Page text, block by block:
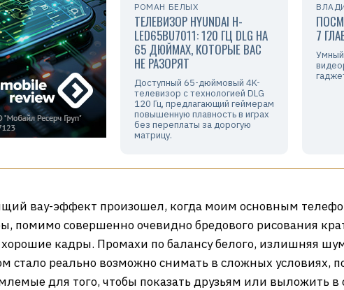
РОМАН БЕЛЫХ
ТЕЛЕВИЗОР HYUNDAI H-
LED65BU7011: 120 ГЦ DLG НА
65 ДЮЙМАХ, КОТОРЫЕ ВАС
НЕ РАЗОРЯТ
Доступный 65-дюймовый 4K-
телевизор с технологией DLG
120 Гц, предлагающий геймерам
повышенную плавность в играх
без переплаты за дорогую
матрицу.
7
Умный
вау-эффект произошел, когда моим основным
помимо совершенно очевидно бредового рисования
кадры. Промахи по балансу белого, излишняя
стало реально возможно снимать в сложных условиях,
для того, чтобы показать друзьям или выложить в